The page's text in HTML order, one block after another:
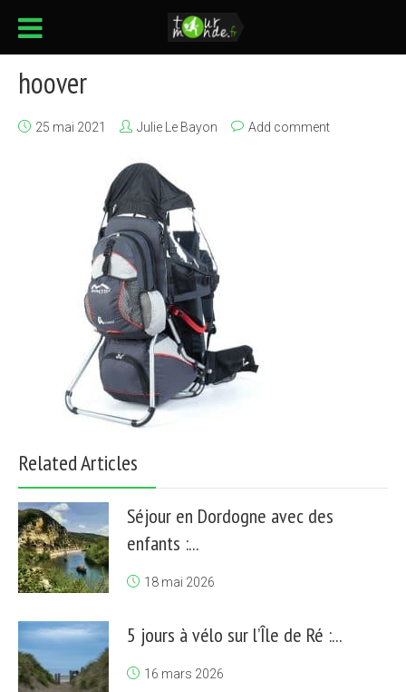
hoover
25 mai 2021 Julie Le Bayon Add comment
Related Articles
Séjour en Dordogne avec des
enfants :...
18 mai 2026
5 jours à vélo sur l’Île de Ré :...
16 mars 2026